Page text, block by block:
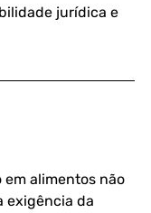
jurídica e
em alimentos não
exigência da